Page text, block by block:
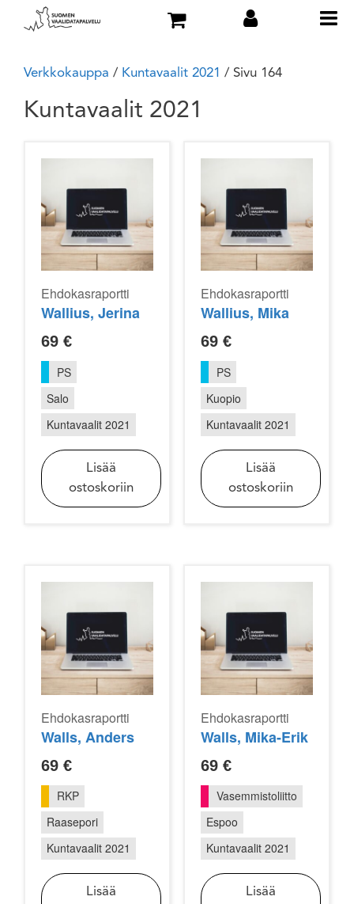
Verkkokauppa / Kuntavaalit 2021 / Sivu 164
Kuntavaalit 2021
Ehdokasraportti
Wallius, Jerina
69 €
PS
Salo
Kuntavaalit 2021
Lisää
ostoskoriin
Ehdokasraportti
Wallius, Mika
69 €
PS
Kuopio
Kuntavaalit 2021
Lisää
ostoskoriin
Ehdokasraportti
Walls, Anders
69 €
RKP
Raasepori
Kuntavaalit 2021
Lisää
Ehdokasraportti
Walls, Mika-Erik
69 €
Vasemmistoliitto
Espoo
Kuntavaalit 2021
Lisää